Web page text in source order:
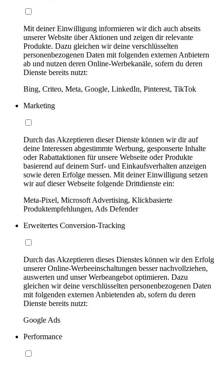
Mit deiner Einwilligung informieren wir dich auch abseits
unserer Website über Aktionen und zeigen dir relevante
Produkte. Dazu gleichen wir deine verschlüsselten
personenbezogenen Daten mit folgenden externen Anbietern
ab und nutzen deren Online-Werbekanäle, sofern du deren
Dienste bereits nutzt:
Bing, Criteo, Meta, Google, LinkedIn, Pinterest, TikTok
Marketing
Durch das Akzeptieren dieser Dienste können wir dir auf
deine Interessen abgestimmte Werbung, gesponserte Inhalte
oder Rabattaktionen für unsere Webseite oder Produkte
basierend auf deinem Surf- und Einkaufsverhalten anzeigen
sowie deren Erfolge messen. Mit deiner Einwilligung setzen
wir auf dieser Webseite folgende Drittdienste ein:
Meta-Pixel, Microsoft Advertising, Klickbasierte
Produktempfehlungen, Ads Defender
Erweitertes Conversion-Tracking
Durch das Akzeptieren dieses Dienstes können wir den Erfolg
unserer Online-Werbeeinschaltungen besser nachvollziehen,
auswerten und unser Werbeangebot optimieren. Dazu
gleichen wir deine verschlüsselten personenbezogenen Daten
mit folgenden externen Anbietenden ab, sofern du deren
Dienste bereits nutzt:
Google Ads
Performance